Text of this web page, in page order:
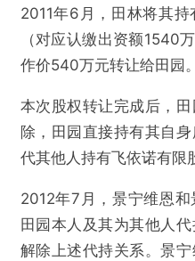
2011年6月，田林将其
（对应认缴出资额1540
作价540万元转让给田园。
本次股权转让完成后，
除，田园直接持有其自
代其他人持有飞依诺有限
2012年7月，景宁维恩
田园本人及其为其他人
解除上述代持关系。景